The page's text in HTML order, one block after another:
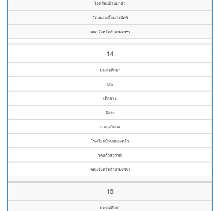
โรงเรียนบ้านป่าถั่ว
วัดหนองเอื้อมสามัคคี
คณะจังหวัดกำแพงเพชร
14
ประถมศึกษา
ป.๖
เด็กชาย
อิสระ
กาญจโนบล
โรงเรียนบ้านหนองคล้า
วัดแก้วสุวรรณ
คณะจังหวัดกำแพงเพชร
15
ประถมศึกษา